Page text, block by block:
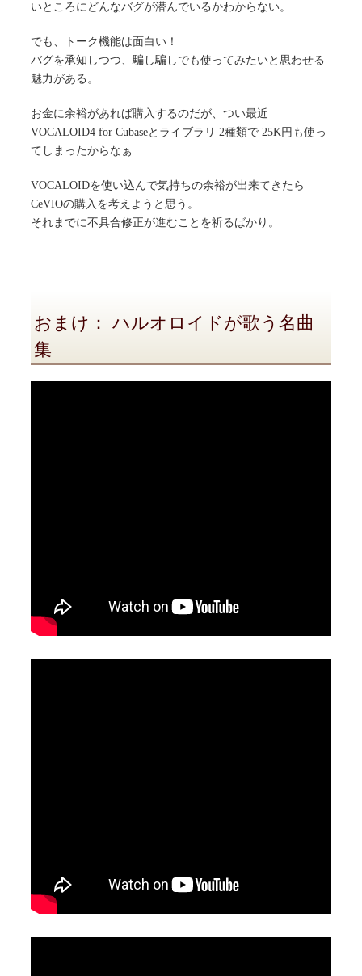
いところにどんなバグが潜んでいるかわからない。
でも、トーク機能は面白い！
バグを承知しつつ、騙し騙しでも使ってみたいと思わせる
魅力がある。
お金に余裕があれば購入するのだが、つい最近
VOCALOID4 for Cubaseとライブラリ 2種類で 25K円も使っ
てしまったからなぁ…
VOCALOIDを使い込んで気持ちの余裕が出来てきたら
CeVIOの購入を考えようと思う。
それまでに不具合修正が進むことを祈るばかり。
おまけ： ハルオロイドが歌う名曲
集